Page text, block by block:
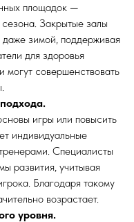
площадок —
Закрытые залы
зимой, поддерживая
для здоровья
могут совершенствовать
игры или повысить
индивидуальные
Специалисты
развития, учитывая
Благодаря такому
возрастает.
уровня.